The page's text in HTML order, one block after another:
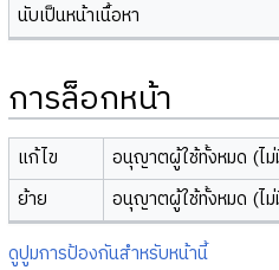
นับเป็นหน้าเนื้อหา
การล็อกหน้า
แก้ไข
อนุญาตผู้ใช้ทั้งหมด (ไ
ย้าย
อนุญาตผู้ใช้ทั้งหมด (ไ
ดูปูมการป้องกันสำหรับหน้านี้